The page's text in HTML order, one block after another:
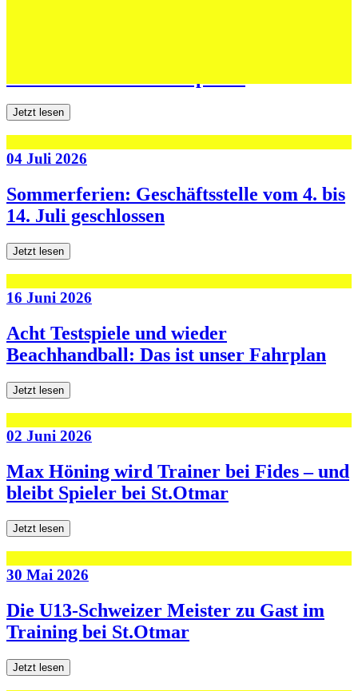
Jetzt lesen
04 Juli 2026
Sommerferien: Geschäftsstelle vom 4. bis
14. Juli geschlossen
Jetzt lesen
16 Juni 2026
Acht Testspiele und wieder
Beachhandball: Das ist unser Fahrplan
Jetzt lesen
02 Juni 2026
Max Höning wird Trainer bei Fides – und
bleibt Spieler bei St.Otmar
Jetzt lesen
30 Mai 2026
Die U13-Schweizer Meister zu Gast im
Training bei St.Otmar
Jetzt lesen